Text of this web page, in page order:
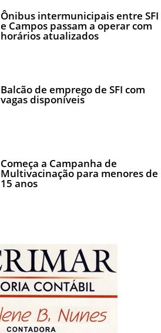
Ônibus intermunicipais entre SFI
e Campos passam a operar com
horários atualizados
Balcão de emprego de SFI com
vagas disponíveis
Começa a Campanha de
Multivacinação para menores de
15 anos